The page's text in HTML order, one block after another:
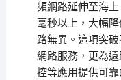
頻網路延伸至海
毫秒以上，大幅
路無異。這項突
網路服務，更為
控等應用提供可